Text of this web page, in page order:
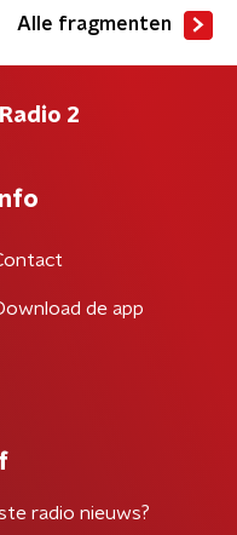
Alle fragmenten
2
Info
de app
radio nieuws?